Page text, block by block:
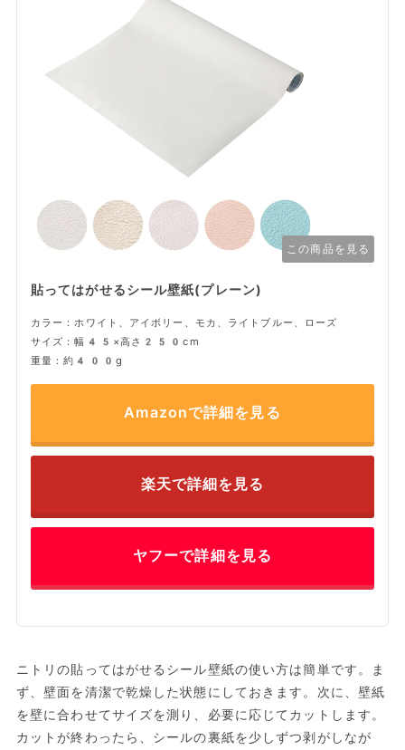
この商品を見る
貼ってはがせるシール壁紙(プレーン)
カラー：ホワイト、アイボリー、モカ、ライトブルー、ローズ
サイズ：幅45×高さ250cm
重量：約400g
Amazonで詳細を見る
楽天で詳細を見る
ヤフーで詳細を見る
ニトリの貼ってはがせるシール壁紙の使い方は簡単です。ま
ず、壁面を清潔で乾燥した状態にしておきます。次に、壁紙
を壁に合わせてサイズを測り、必要に応じてカットします。
カットが終わったら、シールの裏紙を少しずつ剥がしなが